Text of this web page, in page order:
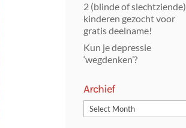
2 (blinde of slechtziende)
kinderen gezocht voor
gratis deelname!
Kun je depressie
‘wegdenken’?
Archief